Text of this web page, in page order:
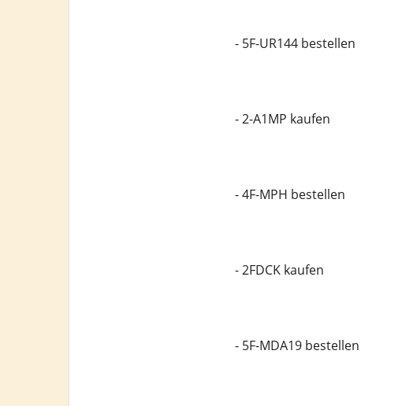
- 5F-UR144 bestellen
- 2-A1MP kaufen
- 4F-MPH bestellen
- 2FDCK kaufen
- 5F-MDA19 bestellen